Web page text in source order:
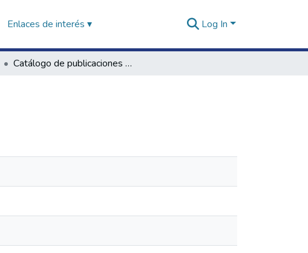
Enlaces de interés ▾ Log In
Catálogo de publicaciones 2005-2006